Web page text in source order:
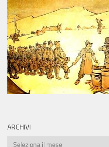
ARCHIVI
Archivi